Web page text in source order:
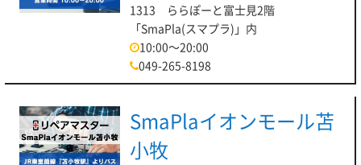
1313 ららぽーと富士見2階
「SmaPla(スマプラ)」内
10:00～20:00
049-265-8198
SmaPlaイオンモール苫
小牧